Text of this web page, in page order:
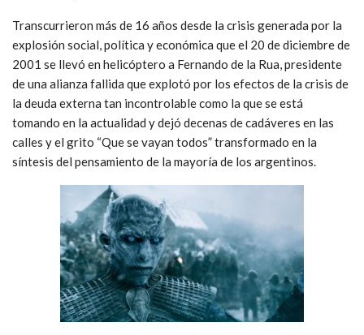
Transcurrieron más de 16 años desde la crisis generada por la
explosión social, política y económica que el 20 de diciembre de
2001 se llevó en helicóptero a Fernando de la Rua, presidente
de una alianza fallida que explotó por los efectos de la crisis de
la deuda externa tan incontrolable como la que se está
tomando en la actualidad y dejó decenas de cadáveres en las
calles y el grito “Que se vayan todos” transformado en la
síntesis del pensamiento de la mayoría de los argentinos.